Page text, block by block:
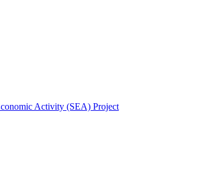
Activity (SEA) Project